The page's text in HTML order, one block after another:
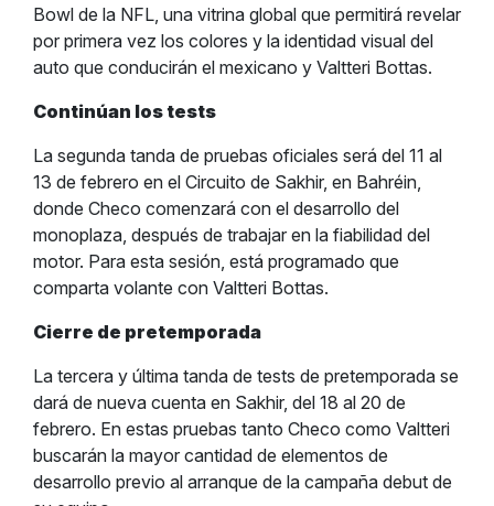
Bowl de la NFL, una vitrina global que permitirá revelar
por primera vez los colores y la identidad visual del
auto que conducirán el mexicano y Valtteri Bottas.
Continúan los tests
La segunda tanda de pruebas oficiales será del 11 al
13 de febrero en el Circuito de Sakhir, en Bahréin,
donde Checo comenzará con el desarrollo del
monoplaza, después de trabajar en la fiabilidad del
motor. Para esta sesión, está programado que
comparta volante con Valtteri Bottas.
Cierre de pretemporada
La tercera y última tanda de tests de pretemporada se
dará de nueva cuenta en Sakhir, del 18 al 20 de
febrero. En estas pruebas tanto Checo como Valtteri
buscarán la mayor cantidad de elementos de
desarrollo previo al arranque de la campaña debut de